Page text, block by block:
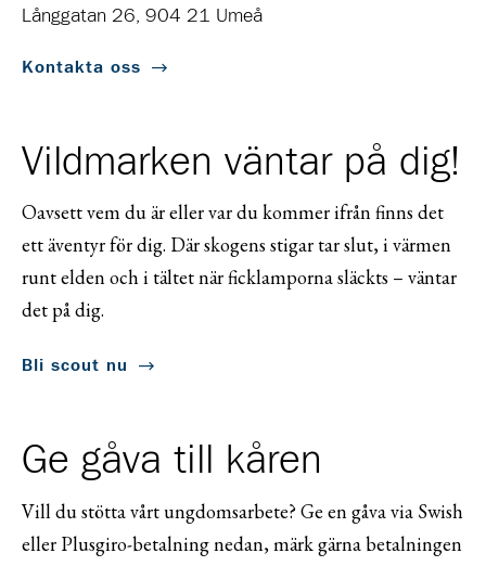
Långgatan 26, 904 21 Umeå
Kontakta oss
Vildmarken väntar på dig!
Oavsett vem du är eller var du kommer ifrån finns det
ett äventyr för dig. Där skogens stigar tar slut, i värmen
runt elden och i tältet när ficklamporna släckts – väntar
det på dig.
Bli scout nu
Ge gåva till kåren
Vill du stötta vårt ungdomsarbete? Ge en gåva via Swish
eller Plusgiro-betalning nedan, märk gärna betalningen